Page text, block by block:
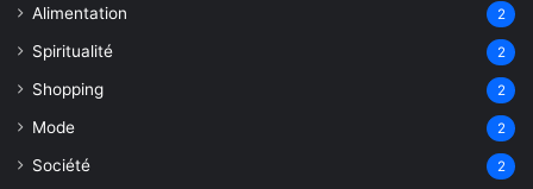
Alimentation 2
Spiritualité 2
Shopping 2
Mode 2
Société 2